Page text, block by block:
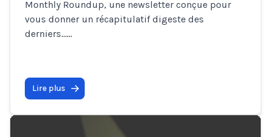
Monthly Roundup, une newsletter conçue pour
vous donner un récapitulatif digeste des
derniers…...
Lire plus